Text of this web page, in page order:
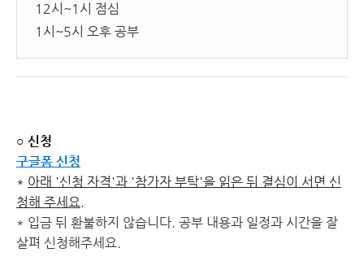
12시~1시 점심
1시~5시 오후 공부
○ 신청
구글폼 신청
* 아래 '신청 자격'과 '참가자 부탁'을 읽은 뒤 결심이 서면 신
청해 주세요.
* 입금 뒤 환불하지 않습니다. 공부 내용과 일정과 시간을 잘
살펴 신청해주세요.